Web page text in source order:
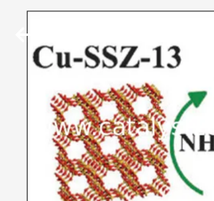
PRODUK
TENTANG
GROUP
Reserved.